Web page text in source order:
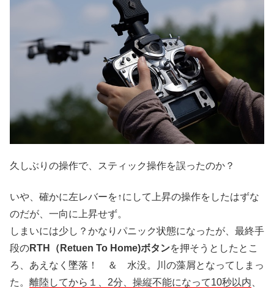
久しぶりの操作で、スティック操作を誤ったのか？
いや、確かに左レバーを↑にして上昇の操作をしたはずな
のだが、一向に上昇せず。
しまいには少し？かなりパニック状態になったが、最終手
段のRTH（Retuen To Home)ボタンを押そうとしたとこ
ろ、あえなく墜落！ ＆ 水没。川の藻屑となってしまっ
た。 離陸してから１、2分、操縦不能になって10秒以内